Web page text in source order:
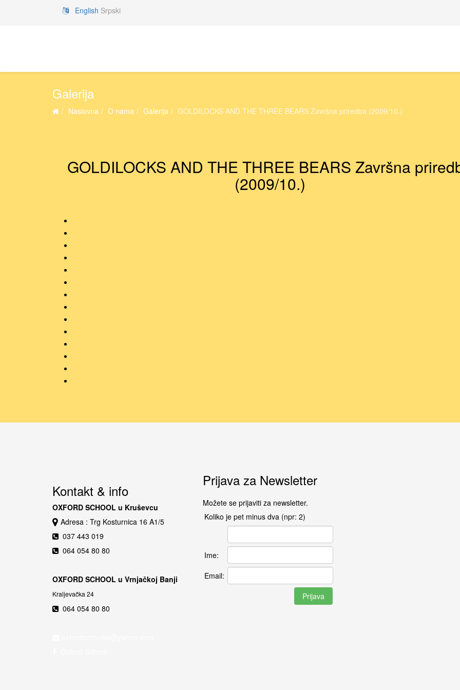
English Srpski
Galerija
Naslovna O nama Galerija GOLDILOCKS AND THE THREE BEARS Završna priredba (2009/10.)
GOLDILOCKS AND THE THREE BEARS Završna
(2009/10.)
Kontakt & info
OXFORD SCHOOL u Kruševcu
Adresa : Trg Kosturnica 16 A1/5
037 443 019
064 054 80 80
OXFORD SCHOOL u Vrnjačkoj Banji
Kraljevačka 24
064 054 80 80
Prijava za Newsletter
Možete se prijaviti za newsletter.
Koliko je pet minus dva (npr: 2)
Ime:
Email: